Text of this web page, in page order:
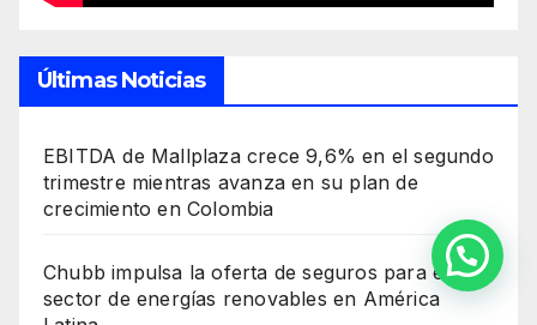
Últimas Noticias
EBITDA de Mallplaza crece 9,6% en el segundo
trimestre mientras avanza en su plan de
crecimiento en Colombia
Chubb impulsa la oferta de seguros para el
sector de energías renovables en América